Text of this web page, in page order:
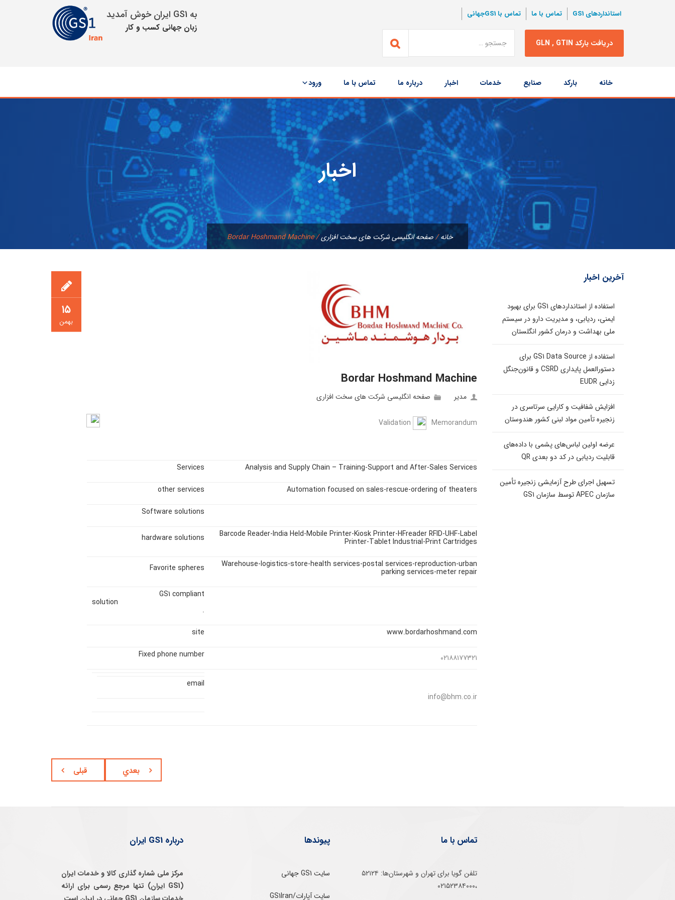
به GS1 ایران خوش آمدید
زبان جهانی كسب و كار
استانداردهای GS1 تماس با ما تماس با GS1جهانی
دریافت بارکد GLN , GTIN
نتبجه
جستجو
محتوا
خانه بارکد صنایع خدمات اخبار درباره ما تماس با ما ورود
اخبار
خانه/صفحه انگلیسی شرکت های سخت افزاری/
Bordar Hoshmand Machine
۱۵
بهمن
Bordar Hoshmand Machine
مدیر صفحه انگلیسی شرکت های سخت افزاری
Validation Memorandum
Services
Analysis and Supply Chain – Training-Support and After-Sales Services
other services
Automation focused on sales-rescue-ordering of theaters
Software solutions
hardware solutions Barcode Reader-India Held-Mobile Printer-Kiosk Printer-HFreader RFID-UHF-Label
Printer-Tablet Industrial-Print Cartridges
Favorite spheres Warehouse-logistics-store-health services-postal services-reproduction-urban
parking services-meter repair
GS1 compliant
solution
.
site
www.bordarhoshmand.com
Fixed phone number
۰۲۱۸۸۱۷۷۳۲۱
email
info@bhm.co.ir
قبلی بعدي
آخرین اخبار
استفاده از استانداردهای GS1 برای بهبود
ایمنی، ردیابی، و مدیریت دارو در سیستم
ملی بهداشت و درمان کشور انگلستان
استفاده از GS1 Data Source برای
دستورالعمل پایداری CSRD و قانون‌جنگل
زدایی EUDR
افزایش شفافیت و کارایی سرتاسری در
زنجیره تأمین مواد لبنی کشور هندوستان
عرضه اولین لباس‌های پشمی با داده‌های
قابلیت ردیابی در کد دو بعدی QR
تسهیل اجرای طرح آزمایشی زنجیره تأمین
سازمان APEC توسط سازمان GS1
درباره GS1 ایران
مرکز ملی شماره گذاری کالا و خدمات ایران
(GS1 ایران) تنها مرجع رسمی برای ارائه
پیوندها
سایت GS1 جهانی
سایت آپارات/GS1Iran
تماس با ما
تلفن‌ گویا برای‌ تهران‌‌ و‌ شهرستان‌ها:‌ ۵۲۱۲۴
،۰۲۱۵۲۳۸۴۰۰۰